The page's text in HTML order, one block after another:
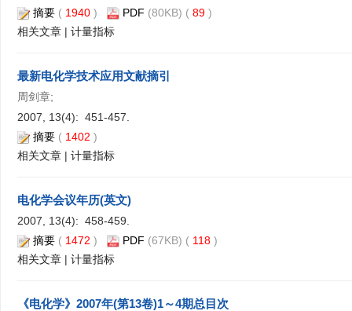
摘要 ( 1940 ) PDF (80KB) ( 89 )
相关文章 | 计量指标
最新电化学技术应用文献摘引
周剑章;
2007, 13(4): 451-457.
摘要 ( 1402 )
相关文章 | 计量指标
电化学会议年历(英文)
2007, 13(4): 458-459.
摘要 ( 1472 ) PDF (67KB) ( 118 )
相关文章 | 计量指标
《电化学》2007年(第13卷)1～4期总目次